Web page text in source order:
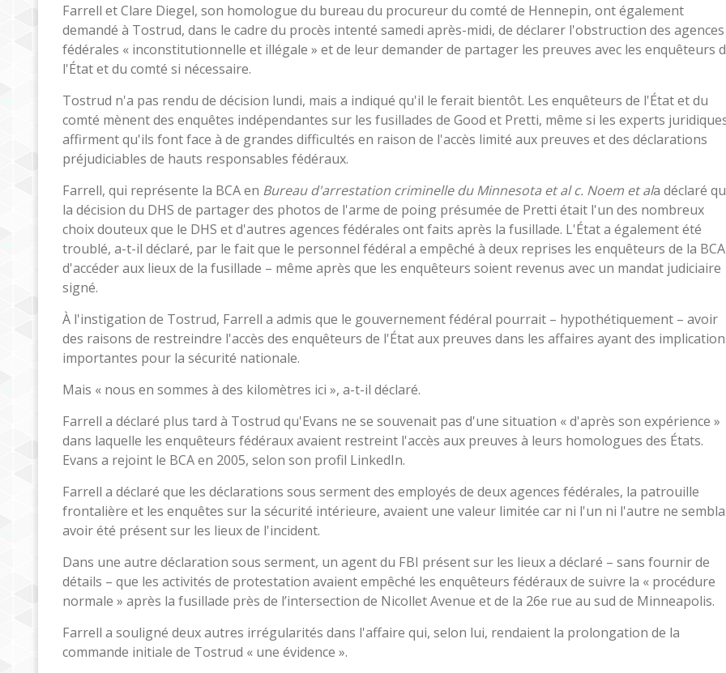
Farrell et Clare Diegel, son homologue du bureau du procureur du comté de Hennepin, ont également
demandé à Tostrud, dans le cadre du procès intenté samedi après-midi, de déclarer l'obstruction des agences
fédérales « inconstitutionnelle et illégale » et de leur demander de partager les preuves avec les enquêteurs
l'État et du comté si nécessaire.
Tostrud n'a pas rendu de décision lundi, mais a indiqué qu'il le ferait bientôt. Les enquêteurs de l'État et du
comté mènent des enquêtes indépendantes sur les fusillades de Good et Pretti, même si les experts
affirment qu'ils font face à de grandes difficultés en raison de l'accès limité aux preuves et des déclarations
préjudiciables de hauts responsables fédéraux.
Farrell, qui représente la BCA en Bureau d'arrestation criminelle du Minnesota et al c. Noem et ala déclaré
la décision du DHS de partager des photos de l'arme de poing présumée de Pretti était l'un des nombreux
choix douteux que le DHS et d'autres agences fédérales ont faits après la fusillade. L'État a également été
troublé, a-t-il déclaré, par le fait que le personnel fédéral a empêché à deux reprises les enquêteurs de la BCA
d'accéder aux lieux de la fusillade – même après que les enquêteurs soient revenus avec un mandat judiciaire
signé.
À l'instigation de Tostrud, Farrell a admis que le gouvernement fédéral pourrait – hypothétiquement – ​​avoir
des raisons de restreindre l'accès des enquêteurs de l'État aux preuves dans les affaires ayant des
importantes pour la sécurité nationale.
Mais « nous en sommes à des kilomètres ici », a-t-il déclaré.
Farrell a déclaré plus tard à Tostrud qu'Evans ne se souvenait pas d'une situation « d'après son expérience »
dans laquelle les enquêteurs fédéraux avaient restreint l'accès aux preuves à leurs homologues des États.
Evans a rejoint le BCA en 2005, selon son profil LinkedIn.
Farrell a déclaré que les déclarations sous serment des employés de deux agences fédérales, la patrouille
frontalière et les enquêtes sur la sécurité intérieure, avaient une valeur limitée car ni l'un ni l'autre ne
avoir été présent sur les lieux de l'incident.
Dans une autre déclaration sous serment, un agent du FBI présent sur les lieux a déclaré – sans fournir de
détails – que les activités de protestation avaient empêché les enquêteurs fédéraux de suivre la « procédure
normale » après la fusillade près de l’intersection de Nicollet Avenue et de la 26e rue au sud de Minneapolis.
Farrell a souligné deux autres irrégularités dans l'affaire qui, selon lui, rendaient la prolongation de la
commande initiale de Tostrud « une évidence ».